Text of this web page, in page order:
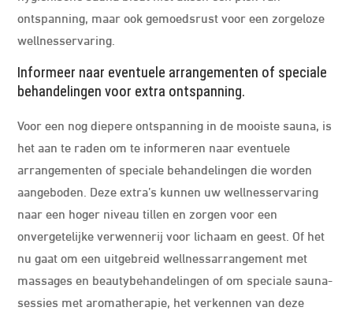
ontspanning, maar ook gemoedsrust voor een zorgeloze
wellnesservaring.
Informeer naar eventuele arrangementen of speciale
behandelingen voor extra ontspanning.
Voor een nog diepere ontspanning in de mooiste sauna, is
het aan te raden om te informeren naar eventuele
arrangementen of speciale behandelingen die worden
aangeboden. Deze extra’s kunnen uw wellnesservaring
naar een hoger niveau tillen en zorgen voor een
onvergetelijke verwennerij voor lichaam en geest. Of het
nu gaat om een uitgebreid wellnessarrangement met
massages en beautybehandelingen of om speciale sauna-
sessies met aromatherapie, het verkennen van deze